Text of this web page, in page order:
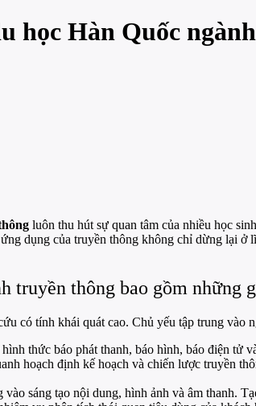
học Hàn Quốc
luôn thu hút sự quan tâm của nhiều học
dụng của truyền thông không chỉ dừng lại
truyền thông bao gồm những
có tính khái quát cao. Chủ yếu tập trung vào
thức báo phát thanh, báo hình, báo điện tử
hoạch định kế hoạch và chiến lược truyền
sáng tạo nội dung, hình ảnh và âm thanh.